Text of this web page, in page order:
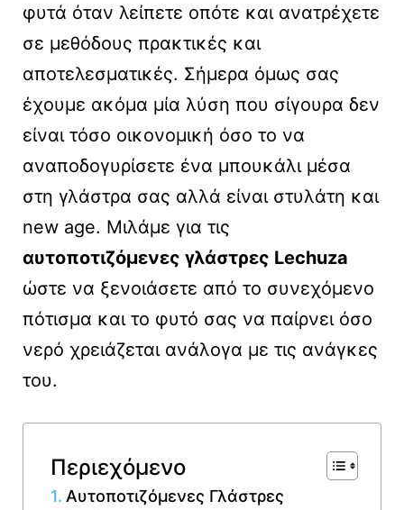
φυτά όταν λείπετε οπότε και ανατρέχετε
σε μεθόδους πρακτικές και
αποτελεσματικές. Σήμερα όμως σας
έχουμε ακόμα μία λύση που σίγουρα δεν
είναι τόσο οικονομική όσο το να
αναποδογυρίσετε ένα μπουκάλι μέσα
στη γλάστρα σας αλλά είναι στυλάτη και
new age. Μιλάμε για τις
αυτοποτιζόμενες γλάστρες Lechuza
ώστε να ξενοιάσετε από το συνεχόμενο
πότισμα και το φυτό σας να παίρνει όσο
νερό χρειάζεται ανάλογα με τις ανάγκες
του.
Περιεχόμενο
Αυτοποτιζόμενες Γλάστρες